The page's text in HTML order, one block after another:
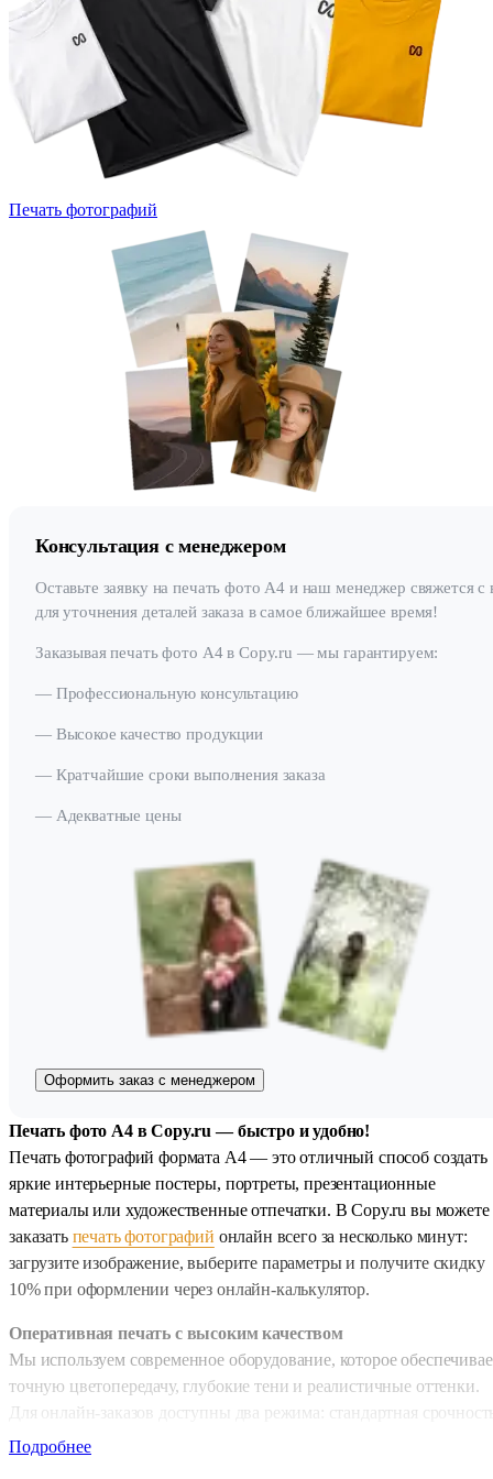
Печать фотографий
Консультация с менеджером
Оставьте заявку на печать фото А4 и наш менеджер свяжется с
для уточнения деталей заказа в самое ближайшее время!
Заказывая печать фото А4 в Copy.ru — мы гарантируем:
— Профессиональную консультацию
— Высокое качество продукции
— Кратчайшие сроки выполнения заказа
— Адекватные цены
Оформить заказ с менеджером
Печать фото А4 в Copy.ru — быстро и удобно!
Печать фотографий формата А4 — это отличный способ создать
яркие интерьерные постеры, портреты, презентационные
материалы или художественные отпечатки. В Copy.ru вы можете
заказать печать фотографий онлайн всего за несколько минут:
загрузите изображение, выберите параметры и получите скидку
10% при оформлении через онлайн-калькулятор.
Оперативная печать с высоким качеством
Мы используем современное оборудование, которое
точную цветопередачу, глубокие тени и реалистичные оттенки.
Для онлайн-заказов доступны два режима: стандартная
— 1 день и экспресс-печать — 2–4 часа. Даже при срочном
Подробнее